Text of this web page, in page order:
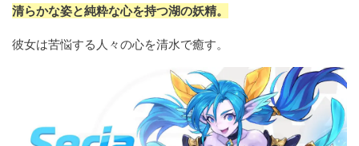
清らかな姿と純粋な心を持つ湖の妖精。
彼女は苦悩する人々の心を清水で癒す。